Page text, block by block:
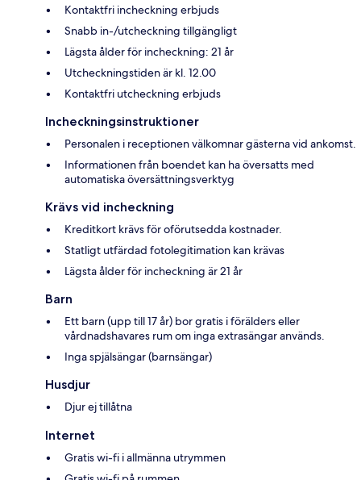
Kontaktfri incheckning erbjuds
Snabb in-/utcheckning tillgängligt
Lägsta ålder för incheckning: 21 år
Utcheckningstiden är kl. 12.00
Kontaktfri utcheckning erbjuds
Incheckningsinstruktioner
Personalen i receptionen välkomnar gästerna vid ankomst.
Informationen från boendet kan ha översatts med
automatiska översättningsverktyg
Krävs vid incheckning
Kreditkort krävs för oförutsedda kostnader.
Statligt utfärdad fotolegitimation kan krävas
Lägsta ålder för incheckning är 21 år
Barn
Ett barn (upp till 17 år) bor gratis i förälders eller
vårdnadshavares rum om inga extrasängar används.
Inga spjälsängar (barnsängar)
Husdjur
Djur ej tillåtna
Internet
Gratis wi-fi i allmänna utrymmen